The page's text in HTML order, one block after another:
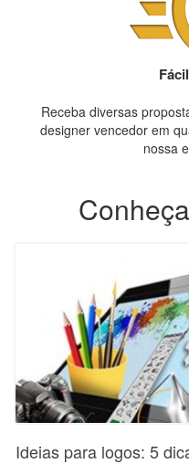
Receba diversas
designer vencedor em
nossa
Ideias para logos: 5